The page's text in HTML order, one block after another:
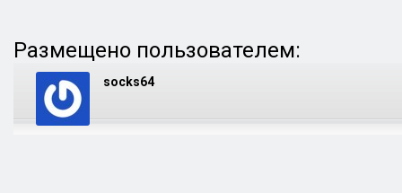
Размещено пользователем:
socks64